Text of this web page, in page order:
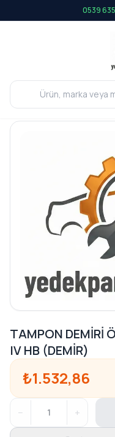
0539
TAMPON DEMİRİ
IV HB (DEMİR)
₺1.532,86
− +